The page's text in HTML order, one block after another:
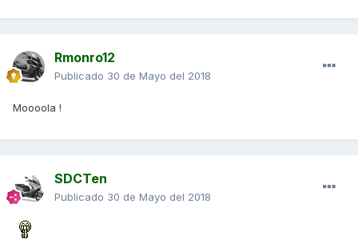
Rmonro12
Publicado 30 de Mayo del 2018
Moooola !
SDCTen
Publicado 30 de Mayo del 2018